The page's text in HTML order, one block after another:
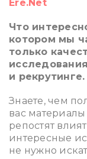
Ere.Net
Что
котором мы
только
и рекрутинге.
Знаете, чем
вас
репостят
интересные
не нужно